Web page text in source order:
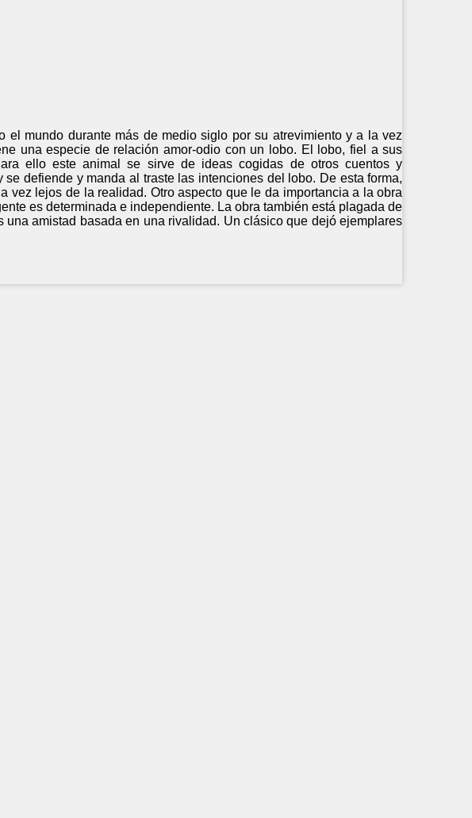
mundo durante más de medio siglo por su atrevimiento y a la vez
una especie de relación amor-odio con un lobo. El lobo, fiel a sus
ello este animal se sirve de ideas cogidas de otros cuentos y
defiende y manda al traste las intenciones del lobo. De esta forma,
vez lejos de la realidad. Otro aspecto que le da importancia a la obra
es determinada e independiente. La obra también está plagada de
amistad basada en una rivalidad. Un clásico que dejó ejemplares